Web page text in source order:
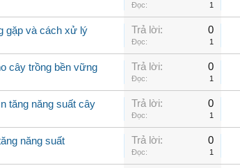
Đọc: 1
gặp và cách xử lý Trả lời: 0
Đọc: 1
cây trồng bền vững Trả lời: 0
Đọc: 1
tăng năng suất cây Trả lời: 0
Đọc: 1
năng suất Trả lời: 0
Đọc: 1